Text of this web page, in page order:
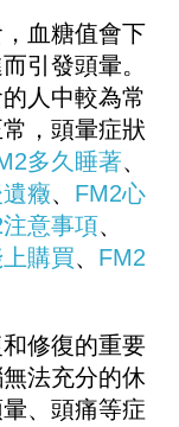
血糖值會下
引發頭暈。
人中較為常
，頭暈症狀
2多久睡著、
癥、 FM2心
意事項、
購買、 FM2
修復的重要
法充分的休
、頭痛等症